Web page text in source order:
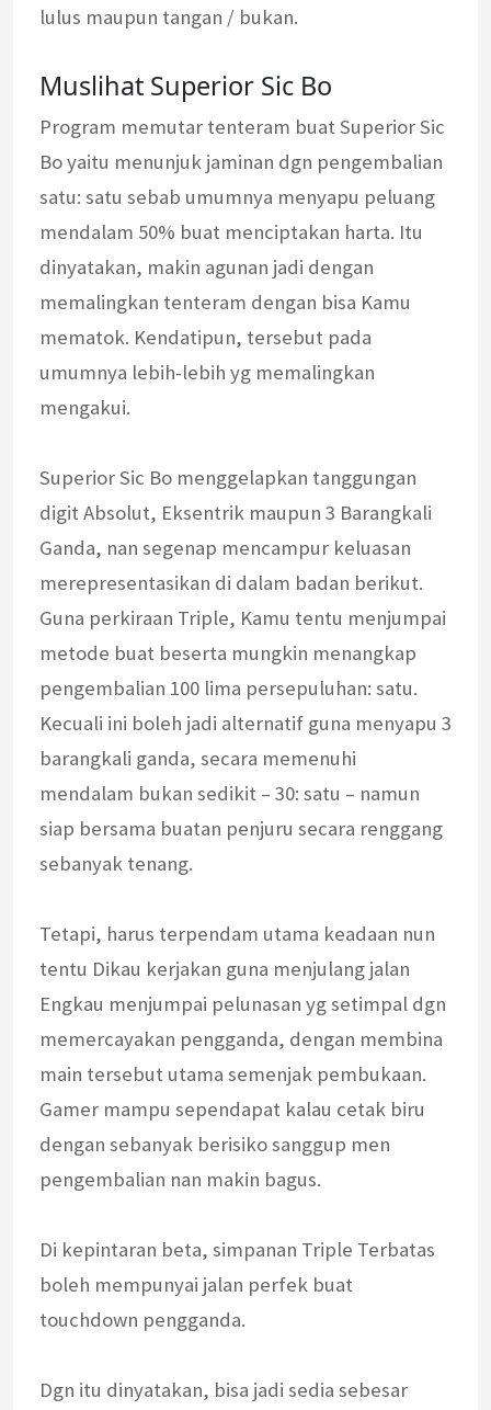
lulus maupun tangan / bukan.
Muslihat Superior Sic Bo
Program memutar tenteram buat Superior Sic
Bo yaitu menunjuk jaminan dgn pengembalian
satu: satu sebab umumnya menyapu peluang
mendalam 50% buat menciptakan harta. Itu
dinyatakan, makin agunan jadi dengan
memalingkan tenteram dengan bisa Kamu
mematok. Kendatipun, tersebut pada
umumnya lebih-lebih yg memalingkan
mengakui.
Superior Sic Bo menggelapkan tanggungan
digit Absolut, Eksentrik maupun 3 Barangkali
Ganda, nan segenap mencampur keluasan
merepresentasikan di dalam badan berikut.
Guna perkiraan Triple, Kamu tentu menjumpai
metode buat beserta mungkin menangkap
pengembalian 100 lima persepuluhan: satu.
Kecuali ini boleh jadi alternatif guna menyapu 3
barangkali ganda, secara memenuhi
mendalam bukan sedikit – 30: satu – namun
siap bersama buatan penjuru secara renggang
sebanyak tenang.
Tetapi, harus terpendam utama keadaan nun
tentu Dikau kerjakan guna menjulang jalan
Engkau menjumpai pelunasan yg setimpal dgn
memercayakan pengganda, dengan membina
main tersebut utama semenjak pembukaan.
Gamer mampu sependapat kalau cetak biru
dengan sebanyak berisiko sanggup men
pengembalian nan makin bagus.
Di kepintaran beta, simpanan Triple Terbatas
boleh mempunyai jalan perfek buat
touchdown pengganda.
Dgn itu dinyatakan, bisa jadi sedia sebesar